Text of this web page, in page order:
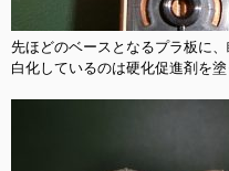
先ほどのベースとなるプラ板に
白化しているのは硬化促進剤を塗